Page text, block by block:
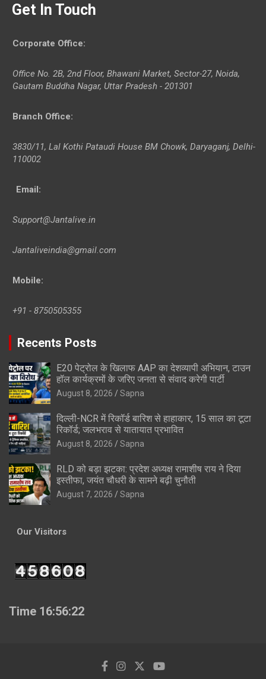
Get In Touch
Corporate Office:
Office No. 2B, 2nd Floor, Bhawani Market, Sector-27, Noida,
Gautam Buddha Nagar, Uttar Pradesh - 201301
Branch Office:
3830/11, Lal Kothi Pataudi House BM Chowk, Daryaganj, Delhi-
110002
Email:
Support@Jantalive.in
Jantaliveindia@gmail.com
Mobile:
+91 - 8750505355
Recents Posts
E20 पेट्रोल के खिलाफ AAP का देशव्यापी अभियान, टाउन
हॉल कार्यक्रमों के जरिए जनता से संवाद करेगी पार्टी
August 8, 2026 Sapna
दिल्ली-NCR में रिकॉर्ड बारिश से हाहाकार, 15 साल का टूटा
रिकॉर्ड; जलभराव से यातायात प्रभावित
August 8, 2026 Sapna
RLD को बड़ा झटका: प्रदेश अध्यक्ष रामाशीष राय ने दिया
इस्तीफा, जयंत चौधरी के सामने बढ़ी चुनौती
August 7, 2026 Sapna
Our Visitors
Time 16:56:23